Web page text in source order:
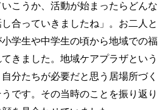
こうか、活動が始まったらどんな
合っていきましたね」。お二人と
学生や中学生の頃から地域での福
きました。地域ケアプラザという
分たちが必要だと思う居場所づく
です。その当時のことを振り返り